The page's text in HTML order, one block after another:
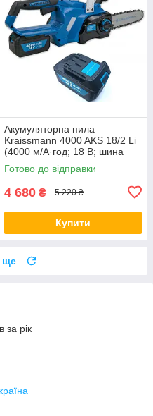
Акумуляторна пила
Kraissmann 4000 AKS 18/2 Li
(4000 м/А·год; 18 В; шина
305 мм, ланцюг) Німеччина
Готово до відправки
4 680 ₴ 5 220 ₴
Купити
ще
за рік